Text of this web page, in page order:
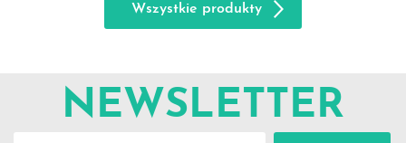
Wszystkie produkty
NEWSLETTER